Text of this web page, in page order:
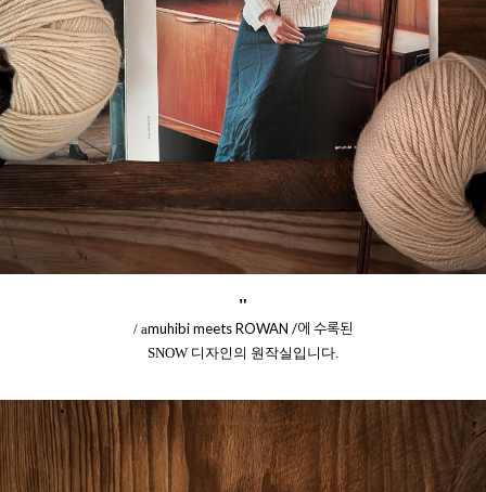
"
/ amuhibi meets ROWAN /에 수록된
SNOW 디자인의 원작실입니다.